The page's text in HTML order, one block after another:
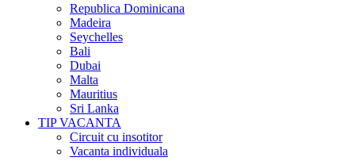
Republica Dominicana
Madeira
Seychelles
Bali
Dubai
Malta
Mauritius
Sri Lanka
TIP VACANTA
Circuit cu insotitor
Vacanta individuala